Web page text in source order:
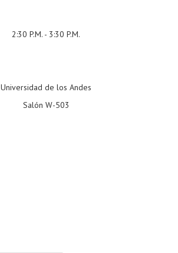
2:30 P.M. - 3:30 P.M.
Universidad de los Andes
Salón W-503